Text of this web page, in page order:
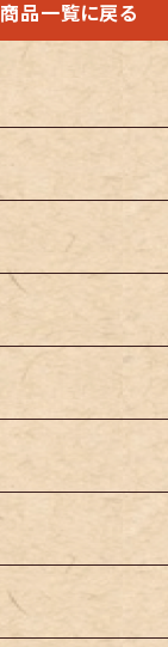
商品一覧に戻る